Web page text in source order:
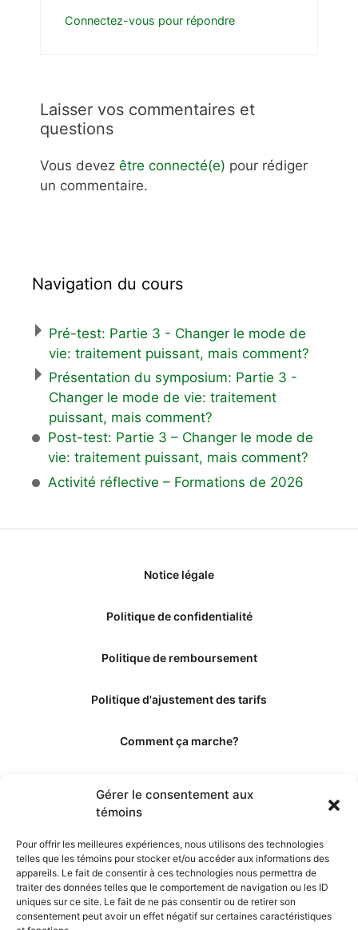
Gérer le consentement aux
témoins
Pour offrir les meilleures expériences, nous utilisons des technologies
telles que les témoins pour stocker et/ou accéder aux informations des
appareils. Le fait de consentir à ces technologies nous permettra de
traiter des données telles que le comportement de navigation ou les ID
uniques sur ce site. Le fait de ne pas consentir ou de retirer son
consentement peut avoir un effet négatif sur certaines caractéristiques
Connectez-vous pour répondre
Laisser vos commentaires et
questions
Vous devez être connecté(e) pour rédiger
un commentaire.
Navigation du cours
Pré-test: Partie 3 - Changer le mode de
vie: traitement puissant, mais comment?
Présentation du symposium: Partie 3 -
Changer le mode de vie: traitement
puissant, mais comment?
Post-test: Partie 3 – Changer le mode de
vie: traitement puissant, mais comment?
Activité réflective – Formations de 2026
Notice légale
Politique de confidentialité
Politique de remboursement
Politique d'ajustement des tarifs
Comment ça marche?
Les éditeurs
Les experts et collaborateurs